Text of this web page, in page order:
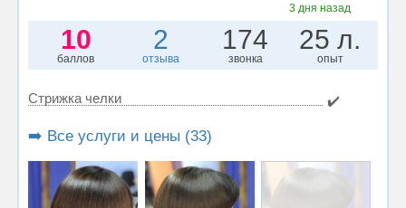
3 дня назад
10
баллов
2
отзыва
174
звонка
25 л.
опыт
Стрижка челки ✔️
➡️ Все услуги и цены (33)